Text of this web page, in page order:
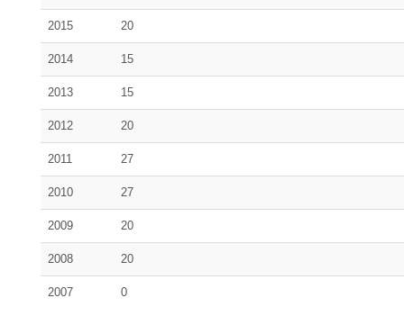
2015 20
2014 15
2013 15
2012 20
2011 27
2010 27
2009 20
2008 20
2007 0